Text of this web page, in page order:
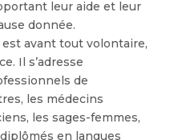
leur aide et leur
donnée.
avant tout volontaire,
Il s’adresse
de
les médecins
les sages-femmes,
en langues